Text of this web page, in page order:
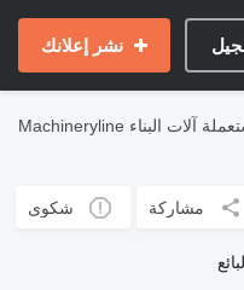
نشر إعلانك
Machineryline آلات البناء
مشاركة شكوى